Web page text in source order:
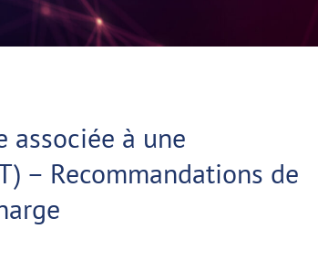
associée à une
– Recommandations de